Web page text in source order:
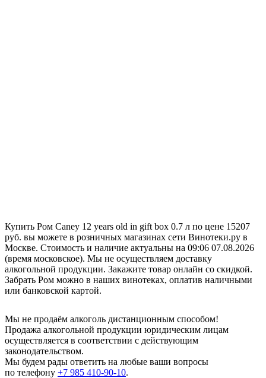
Купить Ром Caney 12 years old in gift box 0.7 л по цене 15207
руб. вы можете в розничных магазинах сети Винотеки.ру в
Москве. Стоимость и наличие актуальны на 09:06 07.08.2026
(время московское). Мы не осуществляем доставку
алкогольной продукции. Закажите товар онлайн со скидкой.
Забрать Ром можно в наших винотеках, оплатив наличными
или банковской картой.
Мы не продаём алкоголь дистанционным способом!
Продажа алкогольной продукции юридическим лицам
осуществляется в соответствии с действующим
законодательством.
Мы будем рады ответить на любые ваши вопросы
по телефону +7 985 410-90-10.